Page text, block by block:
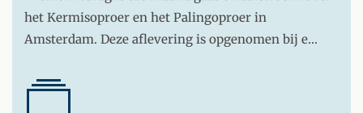
het Kermisoproer en het Palingoproer in
Amsterdam. Deze aflevering is opgenomen bij e…